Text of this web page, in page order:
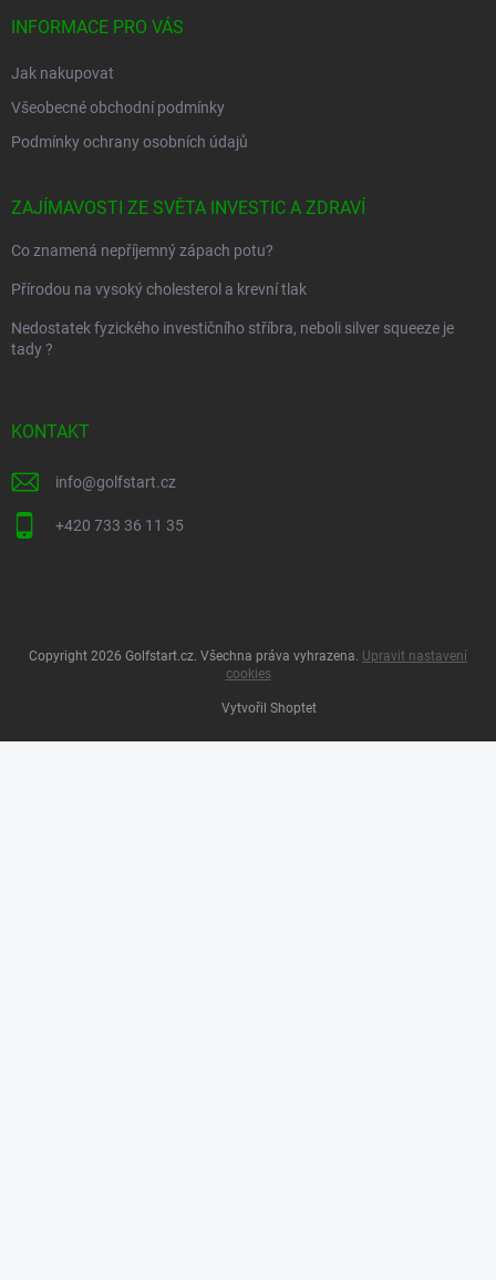
INFORMACE PRO VÁS
Jak nakupovat
Všeobecné obchodní podmínky
Podmínky ochrany osobních údajů
ZAJÍMAVOSTI ZE SVĚTA INVESTIC A ZDRAVÍ
Co znamená nepříjemný zápach potu?
Přírodou na vysoký cholesterol a krevní tlak
Nedostatek fyzického investičního stříbra, neboli silver squeeze je
tady ?
KONTAKT
info@golfstart.cz
+420 733 36 11 35
Vytvořil Shoptet
Copyright 2026 Golfstart.cz . Všechna práva vyhrazena. Upravit nastavení
cookies